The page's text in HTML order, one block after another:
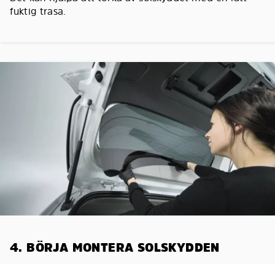
fuktig trasa.
4. BÖRJA MONTERA SOLSKYDDEN